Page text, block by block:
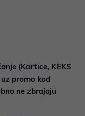
(Kartice, KEKS
promo kod
ne zbrajaju